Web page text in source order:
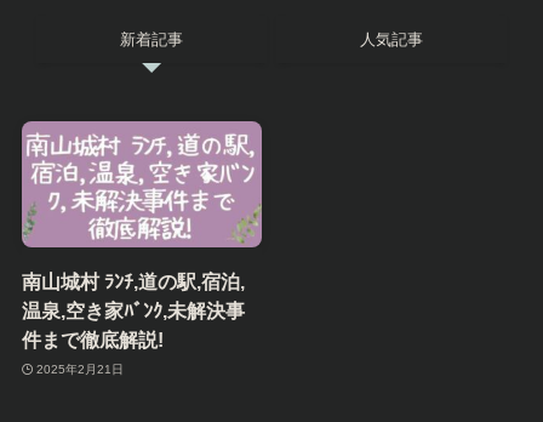
新着記事 人気記事
南山城村 ﾗﾝﾁ,道の駅,宿泊,
温泉,空き家ﾊﾞﾝｸ,未解決事
件まで徹底解説!
2025年2月21日